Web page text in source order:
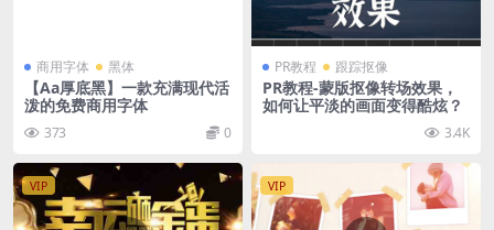
商用字体 黑体
【Aa厚底黑】一款充满现代活
泼的免费商用字体
373 0
PR教程 跟踪抠像
PR教程-蒙版抠像转场效果，
如何让平淡的画面变得酷炫？
3.4K
VIP VIP